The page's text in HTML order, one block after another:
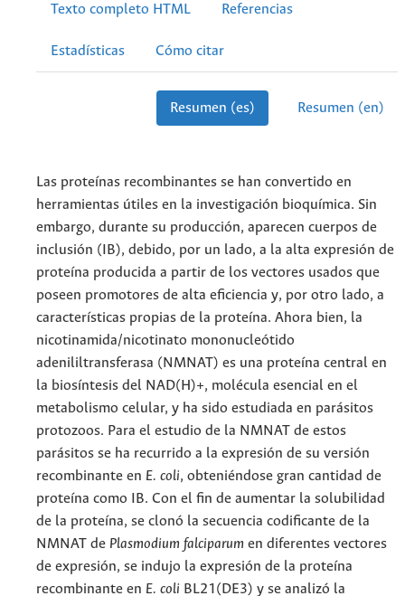
Texto completo HTML Referencias
Estadísticas Cómo citar
Resumen (es) Resumen (en)
Las proteínas recombinantes se han convertido en
herramientas útiles en la investigación bioquímica. Sin
embargo, durante su producción, aparecen cuerpos de
inclusión (IB), debido, por un lado, a la alta expresión de
proteína producida a partir de los vectores usados que
poseen promotores de alta eficiencia y, por otro lado, a
características propias de la proteína. Ahora bien, la
nicotinamida/nicotinato mononucleótido
adenililtransferasa (NMNAT) es una proteína central en
la biosíntesis del NAD(H)+, molécula esencial en el
metabolismo celular, y ha sido estudiada en parásitos
protozoos. Para el estudio de la NMNAT de estos
parásitos se ha recurrido a la expresión de su versión
recombinante en E. coli, obteniéndose gran cantidad de
proteína como IB. Con el fin de aumentar la solubilidad
de la proteína, se clonó la secuencia codificante de la
NMNAT de Plasmodium falciparum en diferentes vectores
de expresión, se indujo la expresión de la proteína
recombinante en E. coli BL21(DE3) y se analizó la